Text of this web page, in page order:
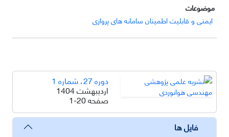
موضوعات
ایمنی و قابلیت اطمینان سامانه های پروازی
دوره 27، شماره 1
اردیبهشت 1404
صفحه1-20
فایل ها